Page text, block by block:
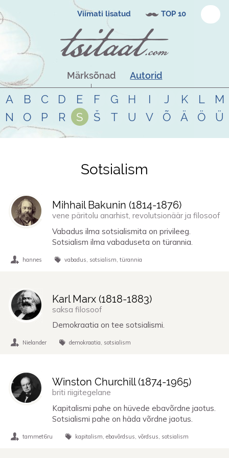
Viimati lisatud TOP 10
Märksõnad Autorid
A B C D E F G H I J K L
M
N
O P R S Š T U V Õ Ä Ö Ü
Tsitaadid teemalsotsialism
Sotsialism
Mihhail Bakunin (1814-1876)
vene päritolu anarhist, revolutsionäär ja filosoof
Vabadus ilma sotsialismita on privileeg.
Sotsialism ilma vabaduseta on türannia.
hannes vabadus sotsialism türannia
Karl Marx (1818-1883)
saksa filosoof
Demokraatia on tee sotsialismi.
Nielander demokraatia sotsialism
Winston Churchill (1874-1965)
briti riigitegelane
Kapitalismi pahe on hüvede ebavõrdne jaotus.
Sotsialismi pahe on häda võrdne jaotus.
tammet6ru kapitalism ebavõrdsus võrdsus sotsialism